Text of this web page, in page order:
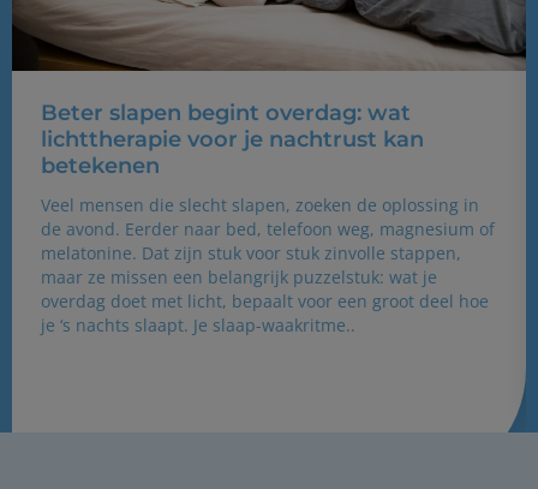
Beter slapen begint overdag: wat
lichttherapie voor je nachtrust kan
betekenen
Veel mensen die slecht slapen, zoeken de oplossing in
de avond. Eerder naar bed, telefoon weg, magnesium of
melatonine. Dat zijn stuk voor stuk zinvolle stappen,
maar ze missen een belangrijk puzzelstuk: wat je
overdag doet met licht, bepaalt voor een groot deel hoe
je ‘s nachts slaapt. Je slaap-waakritme..